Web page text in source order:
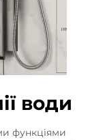
води
функціями